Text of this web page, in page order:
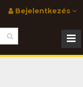
Bejelentkezés